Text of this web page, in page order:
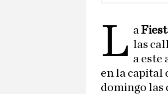
L a
las
a este
en la capital
domingo las